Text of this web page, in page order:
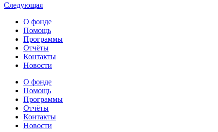
Следующая
О фонде
Помощь
Программы
Отчёты
Контакты
Новости
О фонде
Помощь
Программы
Отчёты
Контакты
Новости